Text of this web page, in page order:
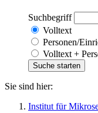
Suchbegriff
Volltext
Personen/
Volltext +
Sie sind hier:
Institut für